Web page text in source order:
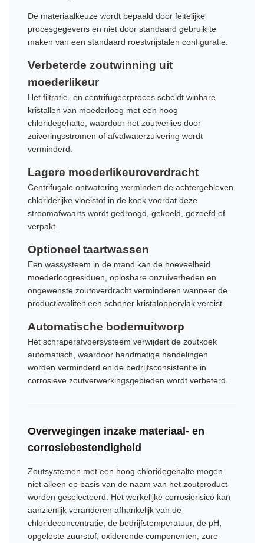
De materiaalkeuze wordt bepaald door feitelijke
procesgegevens en niet door standaard gebruik te
maken van een standaard roestvrijstalen configuratie.
Verbeterde zoutwinning uit
moederlikeur
Het filtratie- en centrifugeerproces scheidt winbare
kristallen van moederloog met een hoog
chloridegehalte, waardoor het zoutverlies door
zuiveringsstromen of afvalwaterzuivering wordt
verminderd.
Lagere moederlikeuroverdracht
Centrifugale ontwatering vermindert de achtergebleven
chloriderijke vloeistof in de koek voordat deze
stroomafwaarts wordt gedroogd, gekoeld, gezeefd of
verpakt.
Optioneel taartwassen
Een wassysteem in de mand kan de hoeveelheid
moederloogresiduen, oplosbare onzuiverheden en
ongewenste zoutoverdracht verminderen wanneer de
productkwaliteit een schoner kristaloppervlak vereist.
Automatische bodemuitworp
Het schraperafvoersysteem verwijdert de zoutkoek
automatisch, waardoor handmatige handelingen
worden verminderd en de bedrijfsconsistentie in
corrosieve zoutverwerkingsgebieden wordt verbeterd.
Overwegingen inzake materiaal- en
corrosiebestendigheid
Zoutsystemen met een hoog chloridegehalte mogen
niet alleen op basis van de naam van het zoutproduct
worden geselecteerd. Het werkelijke corrosierisico kan
aanzienlijk veranderen afhankelijk van de
chlorideconcentratie, de bedrijfstemperatuur, de pH,
opgeloste zuurstof, oxiderende componenten, zure